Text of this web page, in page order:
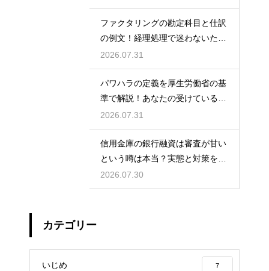
ファクタリングの勘定科目と仕訳
の例文！経理処理で迷わないため
の知識
2026.07.31
パワハラの定義を厚生労働省の基
準で解説！あなたの受けている行
為は該当する？
2026.07.31
信用金庫の銀行融資は審査が甘い
という噂は本当？実態と対策を徹
底解説
2026.07.30
カテゴリー
いじめ 7